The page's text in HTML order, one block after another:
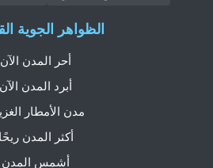
الظواهر الجوية
أحر المدن الآن
أبرد المدن الآن
مدن الأمطار
أكثر المدن ريحًا
أشمس المدن